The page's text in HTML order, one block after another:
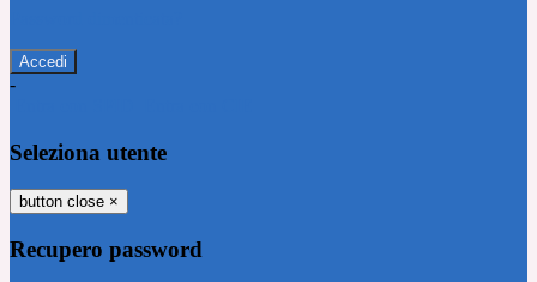
-
Seleziona utente
button close ×
Recupero password